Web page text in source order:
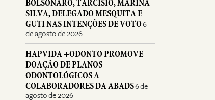
BOLSONARO, TARCÍSIO, MARINA
SILVA, DELEGADO MESQUITA E
GUTI NAS INTENÇÕES DE VOTO6
de agosto de 2026
HAPVIDA +ODONTO PROMOVE
DOAÇÃO DE PLANOS
ODONTOLÓGICOS A
COLABORADORES DA ABADS6 de
agosto de 2026